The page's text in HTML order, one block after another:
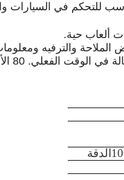
للتحكم في السيارات
ألعاب حية.
والترفيه
في الوقت الفعلي. 80
الدقة